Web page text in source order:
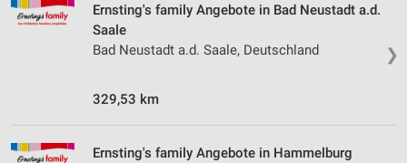
❯
Ernsting's family Angebote in Bad Neustadt a.d.
Saale
Bad Neustadt a.d. Saale, Deutschland
329,53 km
Ernsting's family Angebote in Hammelburg